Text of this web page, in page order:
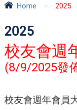
Home > 2025
2025
校友會週
(8/9/2025發
校友會週年會員